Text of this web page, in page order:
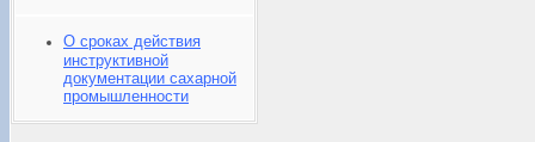
О сроках действия
инструктивной
документации сахарной
промышленности